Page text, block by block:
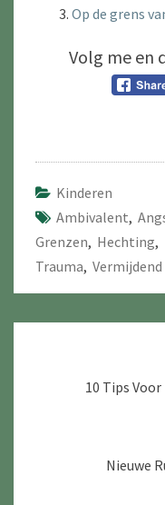
Op de grens
Volg me en
Kinderen
Ambivalent,
Grenzen, Hechting,
Trauma, Vermijdend
berichten10 Tips
Nieuwe